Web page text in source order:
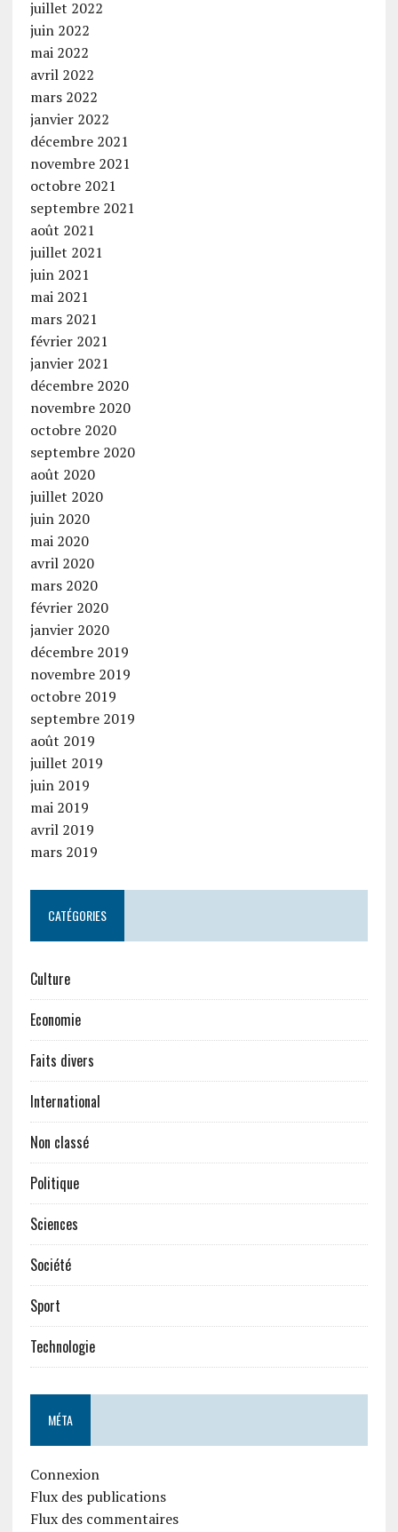
juillet 2022
juin 2022
mai 2022
avril 2022
mars 2022
janvier 2022
décembre 2021
novembre 2021
octobre 2021
septembre 2021
août 2021
juillet 2021
juin 2021
mai 2021
mars 2021
février 2021
janvier 2021
décembre 2020
novembre 2020
octobre 2020
septembre 2020
août 2020
juillet 2020
juin 2020
mai 2020
avril 2020
mars 2020
février 2020
janvier 2020
décembre 2019
novembre 2019
octobre 2019
septembre 2019
août 2019
juillet 2019
juin 2019
mai 2019
avril 2019
mars 2019
CATÉGORIES
Culture
Economie
Faits divers
International
Non classé
Politique
Sciences
Société
Sport
Technologie
MÉTA
Connexion
Flux des publications
Flux des commentaires